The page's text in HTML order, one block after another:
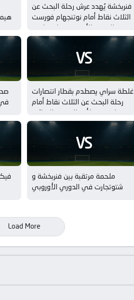
فنربخشة يُهدد عرش رحلة البحث عن
الثلاث نقاط أمام نوتنجهام فورست
في الدوري الأوروبي – بلاي اوف
VS
غلطة سراي يصطدم بقطار انتصارات
رحلة البحث عن الثلاث نقاط أمام
فنربخشة في كأس السوبر – النهائي
VS
ملحمة مرتقبة بين فنربخشة و
شتوتجارت في الدوري الأوروبي
Load More